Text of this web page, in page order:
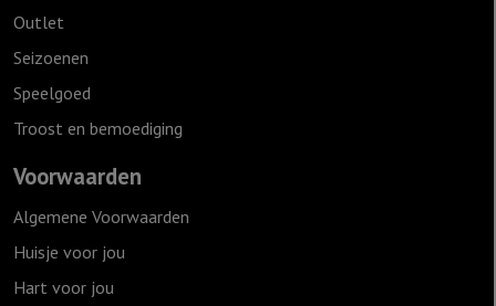
Outlet
Seizoenen
Speelgoed
Troost en bemoediging
Voorwaarden
Algemene Voorwaarden
Huisje voor jou
Hart voor jou